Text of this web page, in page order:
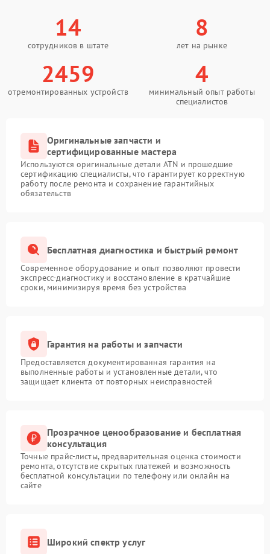
14
сотрудников в штате
8
лет на рынке
2459
отремонтированных устройств
4
минимальный опыт работы
специалистов
Оригинальные запчасти и
сертифицированные мастера
Используются оригинальные детали ATN и прошедшие
сертификацию специалисты, что гарантирует корректную
работу после ремонта и сохранение гарантийных
обязательств
Бесплатная диагностика и быстрый ремонт
Современное оборудование и опыт позволяют провести
экспресс-диагностику и восстановление в кратчайшие
сроки, минимизируя время без устройства
Гарантия на работы и запчасти
Предоставляется документированная гарантия на
выполненные работы и установленные детали, что
защищает клиента от повторных неисправностей
Прозрачное ценообразование и бесплатная
консультация
Точные прайс-листы, предварительная оценка стоимости
ремонта, отсутствие скрытых платежей и возможность
бесплатной консультации по телефону или онлайн на
сайте
Широкий спектр услуг